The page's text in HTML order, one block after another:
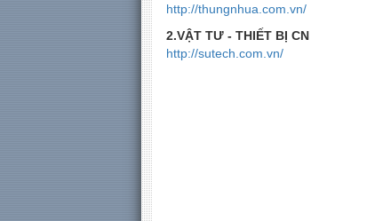
http://thungnhua.com.vn/
2.VẬT TƯ - THIẾT BỊ CN
http://sutech.com.vn/